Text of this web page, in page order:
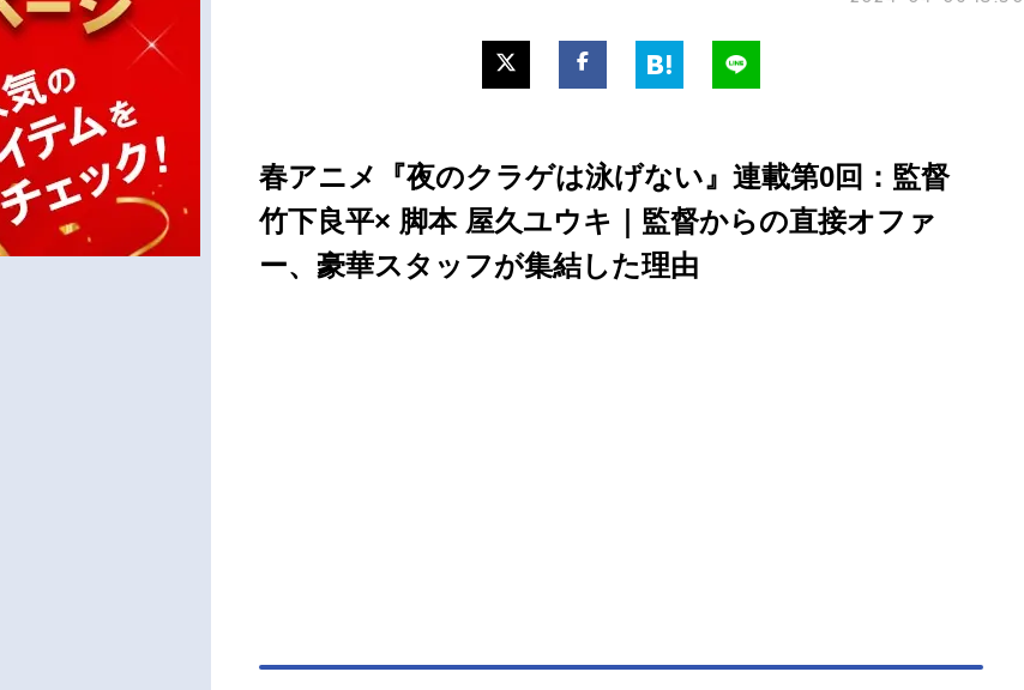
春アニメ『夜のクラゲは泳げない』連載第0回：監督
竹下良平× 脚本 屋久ユウキ｜監督からの直接オファ
ー、豪華スタッフが集結した理由